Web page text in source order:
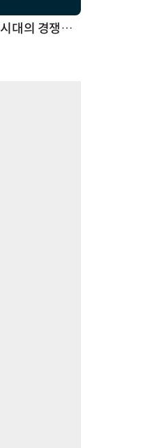
체계화 된 데이터가 곧 AI 시대의 경쟁력이다